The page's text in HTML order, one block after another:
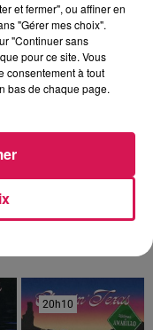
20h10
20h10
et fermer", ou affiner en
"Gérer mes choix".
"Continuer sans
pour ce site. Vous
consentement à tout
bas de chaque page.